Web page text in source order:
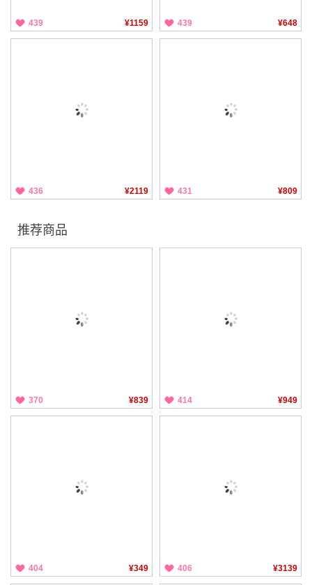
439 ¥1159 439 ¥648
436 ¥2119 431 ¥809
推荐商品
370 ¥839 414 ¥949
404 ¥349 406 ¥3139